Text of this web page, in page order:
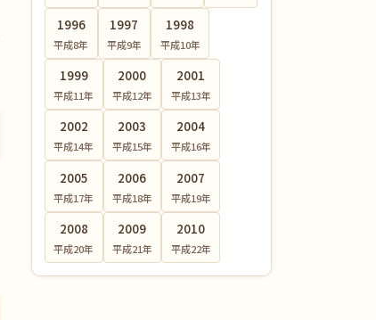
1996
平成8年
1997
平成9年
1998
平成10年
1999
平成11年
2000
平成12年
2001
平成13年
2002
平成14年
2003
平成15年
2004
平成16年
2005
平成17年
2006
平成18年
2007
平成19年
2008
平成20年
2009
平成21年
2010
平成22年